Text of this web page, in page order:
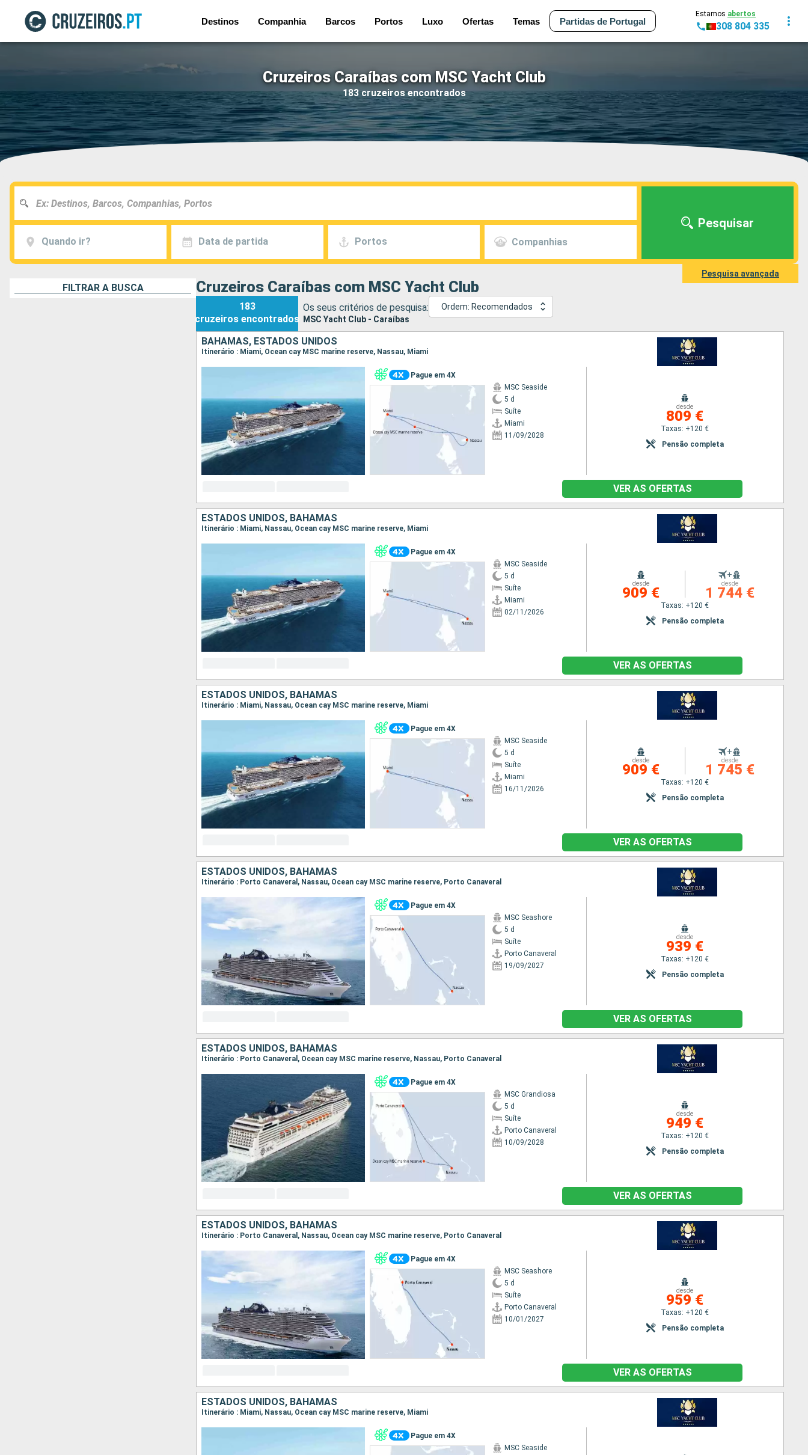
Destinos Companhia Barcos Portos Luxo Ofertas Temas Partidas de Portugal
Estamos abertos
308 804 335
Cruzeiros Caraíbas com MSC Yacht Club
183 cruzeiros encontrados
Quando ir? Data de partida Portos Companhias
Pesquisar
Pesquisa avançada
FILTRAR A BUSCA Cruzeiros Caraíbas com MSC Yacht Club
183
cruzeiros encontrados
Os seus critérios de pesquisa:
MSC Yacht Club - Caraíbas
Ordem: Recomendados
BAHAMAS, ESTADOS UNIDOS
Itinerário : Miami, Ocean cay MSC marine reserve, Nassau, Miami
Pague em 4X
MSC Seaside
5 d
Suíte
Miami
11/09/2028
desde
809 €
Taxas: +120 €
Pensão completa
VER AS OFERTAS
ESTADOS UNIDOS, BAHAMAS
Itinerário : Miami, Nassau, Ocean cay MSC marine reserve, Miami
Pague em 4X
MSC Seaside
5 d
Suíte
Miami
02/11/2026
desde
909 €
+
desde
1 744 €
Taxas: +120 €
Pensão completa
VER AS OFERTAS
ESTADOS UNIDOS, BAHAMAS
Itinerário : Miami, Nassau, Ocean cay MSC marine reserve, Miami
Pague em 4X
MSC Seaside
5 d
Suíte
Miami
16/11/2026
desde
909 €
+
desde
1 745 €
Taxas: +120 €
Pensão completa
VER AS OFERTAS
ESTADOS UNIDOS, BAHAMAS
Itinerário : Porto Canaveral, Nassau, Ocean cay MSC marine reserve, Porto Canaveral
Pague em 4X
MSC Seashore
5 d
Suíte
Porto Canaveral
19/09/2027
desde
939 €
Taxas: +120 €
Pensão completa
VER AS OFERTAS
ESTADOS UNIDOS, BAHAMAS
Itinerário : Porto Canaveral, Ocean cay MSC marine reserve, Nassau, Porto Canaveral
Pague em 4X
MSC Grandiosa
5 d
Suíte
Porto Canaveral
10/09/2028
desde
949 €
Taxas: +120 €
Pensão completa
VER AS OFERTAS
ESTADOS UNIDOS, BAHAMAS
Itinerário : Porto Canaveral, Nassau, Ocean cay MSC marine reserve, Porto Canaveral
Pague em 4X
MSC Seashore
5 d
Suíte
Porto Canaveral
10/01/2027
desde
959 €
Taxas: +120 €
Pensão completa
VER AS OFERTAS
ESTADOS UNIDOS, BAHAMAS
Itinerário : Miami, Nassau, Ocean cay MSC marine reserve, Miami
Pague em 4X
MSC Seaside